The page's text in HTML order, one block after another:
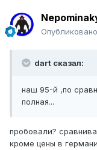
Опубликовано
dart сказал:
наш 95-й ,по
полная...
пробовали?
кроме цены в